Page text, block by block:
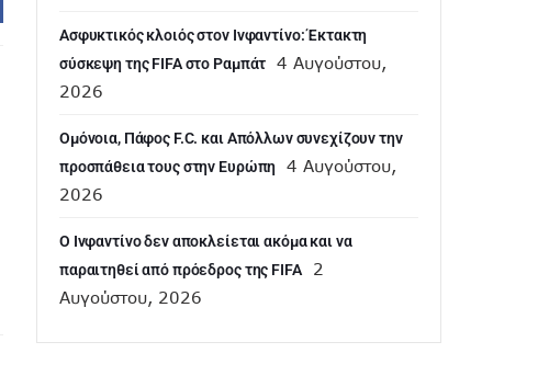
Ασφυκτικός κλοιός στον Ινφαντίνο: Έκτακτη
σύσκεψη της FIFA στο Ραμπάτ
4 Αυγούστου,
2026
Ομόνοια, Πάφος F.C. και Απόλλων συνεχίζουν την
προσπάθεια τους στην Ευρώπη
4 Αυγούστου,
2026
Ο Ινφαντίνο δεν αποκλείεται ακόμα και να
παραιτηθεί από πρόεδρος της FIFA
2
Αυγούστου, 2026